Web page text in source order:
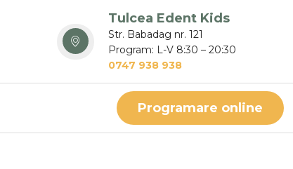
Tulcea Edent Kids
Str. Babadag nr. 121
Program: L-V 8:30 – 20:30
0747 938 938
Programare online